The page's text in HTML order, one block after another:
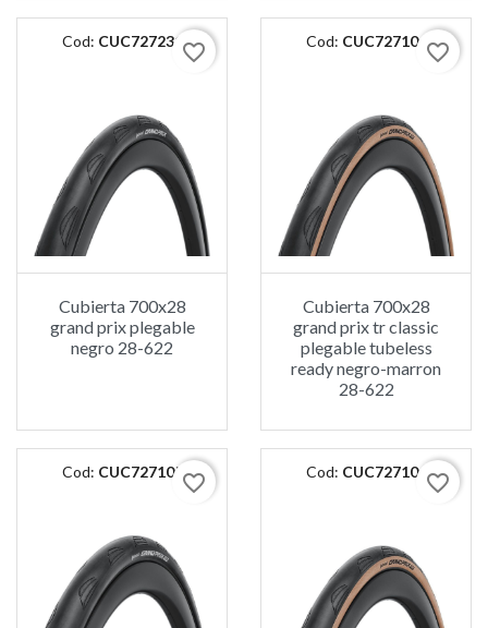
Cod: CUC727231 favorite_border
Cubierta 700x28
grand prix plegable
negro 28-622
Cod: CUC727106 favorite_border
Cubierta 700x28
grand prix tr classic
plegable tubeless
ready negro-marron
28-622
Cod: CUC727105 favorite_border Cod: CUC727104 favorite_border